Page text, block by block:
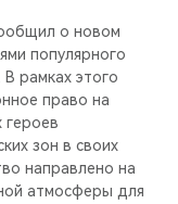
о новом
популярного
рамках этого
право на
героев
зон в своих
направлено на
атмосферы для